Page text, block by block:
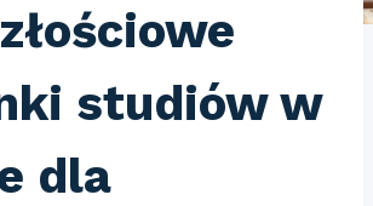
studiów w
dla